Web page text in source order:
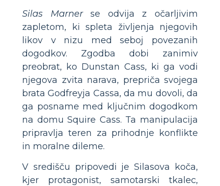
Silas Marnerse odvija z očarljivim
zapletom, ki spleta življenja njegovih
likov v nizu med seboj povezanih
dogodkov. Zgodba dobi zanimiv
preobrat, ko Dunstan Cass, ki ga vodi
njegova zvita narava, prepriča svojega
brata Godfreyja Cassa, da mu dovoli, da
ga posname med ključnim dogodkom
na domu Squire Cass. Ta manipulacija
pripravlja teren za prihodnje konflikte
in moralne dileme.
V središču pripovedi je Silasova koča,
kjer protagonist, samotarski tkalec,